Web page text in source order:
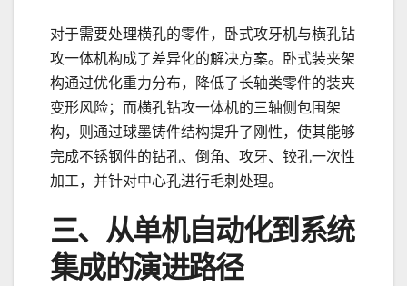
对于需要处理横孔的零件，卧式攻牙机与横孔钻
攻一体机构成了差异化的解决方案。卧式装夹架
构通过优化重力分布，降低了长轴类零件的装夹
变形风险；而横孔钻攻一体机的三轴侧包围架
构，则通过球墨铸件结构提升了刚性，使其能够
完成不锈钢件的钻孔、倒角、攻牙、铰孔一次性
加工，并针对中心孔进行毛刺处理。
三、从单机自动化到系统
集成的演进路径